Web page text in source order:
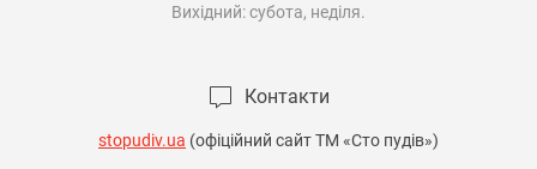
Вихідний: субота, неділя.
Контакти
stopudiv.ua (офіційний сайт ТМ «Сто пудів»)